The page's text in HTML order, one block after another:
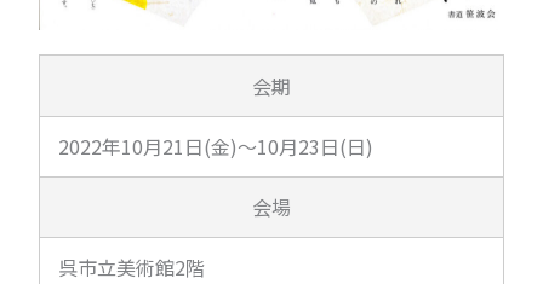
会期
2022年10月21日(金)～10月23日(日)
会場
呉市立美術館2階